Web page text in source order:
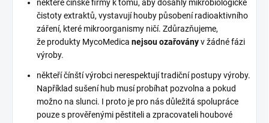
některé čínské firmy k tomu, aby dosáhly mikrobiologické
čistoty extraktů, vystavují houby působení radioaktivního
záření, které mikroorganismy ničí. Zdůrazňujeme,
že produkty MycoMedica nejsou ozařoványv žádné fázi
výroby.
někteří čínští výrobci nerespektují tradiční postupy výroby.
Například sušení hub musí probíhat pozvolna a pokud
možno na slunci. I proto je pro nás důležitá spolupráce
pouze s prověřenými pěstiteli a zpracovateli houbové